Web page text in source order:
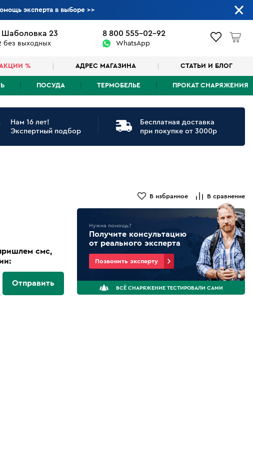
эксперта в выборе>>
Шаболовка 23
без выходных
8 800 555-02-92
WhatsApp
% АДРЕС МАГАЗИНА СТАТЬИ И БЛОГ
ПОСУДА ТЕРМОБЕЛЬЕ ПРОКАТ СНАРЯЖЕНИЯ
Нам 16 лет!
Экспертный подбор
Бесплатная доставка
при покупке от 3000р
В избранное В сравнение
смс,
Отправить
Нужна помощь?
Получите консультацию
от реального эксперта
Позвонить эксперту
ВСЁ СНАРЯЖЕНИЕ ТЕСТИРОВАЛИ САМИ